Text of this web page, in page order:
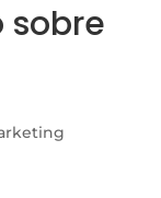
sobre